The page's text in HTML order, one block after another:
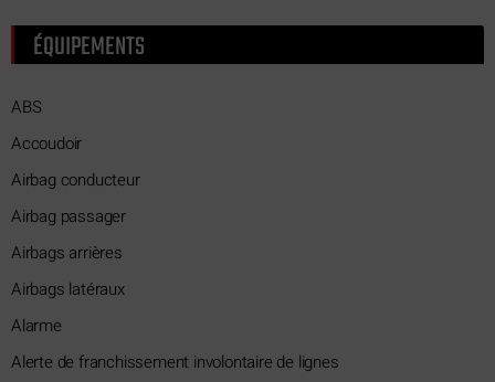
ÉQUIPEMENTS
ABS
Accoudoir
Airbag conducteur
Airbag passager
Airbags arrières
Airbags latéraux
Alarme
Alerte de franchissement involontaire de lignes